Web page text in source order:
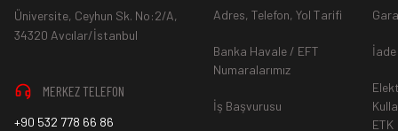
*İade ve Değişim sürecinde ürünlerin "Gönderici Ödemeli”
Ürün mağazamıza ulaştıktan sonra gerekli incelemelerin
hesaba ya da Kredi Kartına "Beş (5) ile On (10) iş günü”
Üniversite, Ceyhun Sk. No:2/A,
34320 Avcılar/İstanbul
MERKEZ TELEFON
+90 532 778 66 86
Adres, Telefon, Yol Tarifi
Banka Havale / EFT
Numaralarımız
İş Başvurusu
İade
ETK